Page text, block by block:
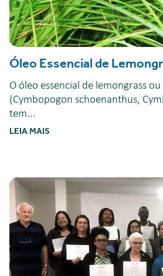
Óleo Essencial de
O óleo essencial de lemongrass
(Cymbopogon schoenanthus,
tem...
LEIA MAIS